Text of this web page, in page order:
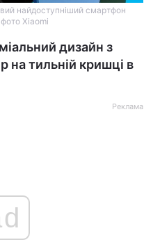
найдоступніший смартфон
фото Xiaomi
дизайн з
на тильній кришці в
Реклама